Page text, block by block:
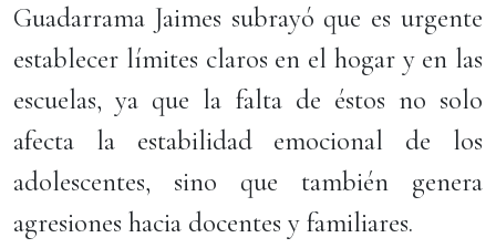
Guadarrama Jaimes subrayó que es urgente
establecer límites claros en el hogar y en las
escuelas, ya que la falta de éstos no solo
afecta la estabilidad emocional de los
adolescentes, sino que también genera
agresiones hacia docentes y familiares.